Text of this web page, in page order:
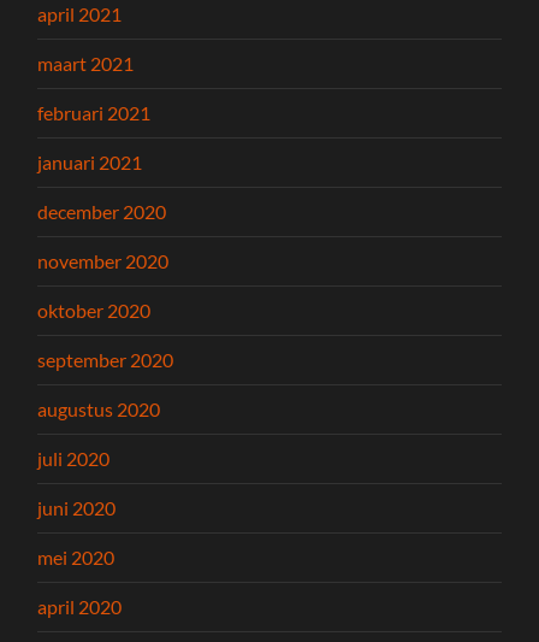
april 2021
maart 2021
februari 2021
januari 2021
december 2020
november 2020
oktober 2020
september 2020
augustus 2020
juli 2020
juni 2020
mei 2020
april 2020